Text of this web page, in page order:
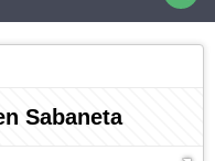
Sabaneta